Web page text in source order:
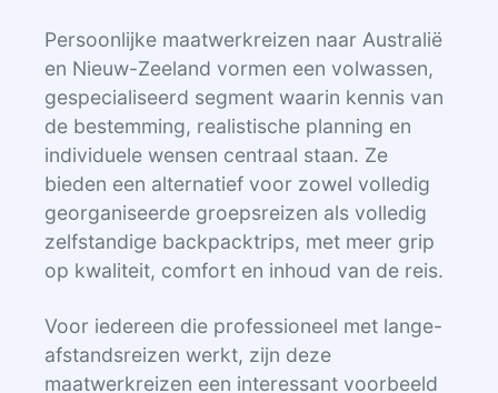
Persoonlijke maatwerkreizen naar Australië
en Nieuw-Zeeland vormen een volwassen,
gespecialiseerd segment waarin kennis van
de bestemming, realistische planning en
individuele wensen centraal staan. Ze
bieden een alternatief voor zowel volledig
georganiseerde groepsreizen als volledig
zelfstandige backpacktrips, met meer grip
op kwaliteit, comfort en inhoud van de reis.
Voor iedereen die professioneel met lange-
afstandsreizen werkt, zijn deze
maatwerkreizen een interessant voorbeeld